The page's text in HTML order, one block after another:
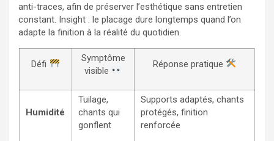
anti-traces, afin de préserver l’esthétique sans entretien
constant. Insight : le placage dure longtemps quand l’on
adapte la finition à la réalité du quotidien.
Défi
Symptôme
visible
Réponse pratique
Humidité
Tuilage,
chants qui
gonflent
Supports adaptés, chants
protégés, finition
renforcée